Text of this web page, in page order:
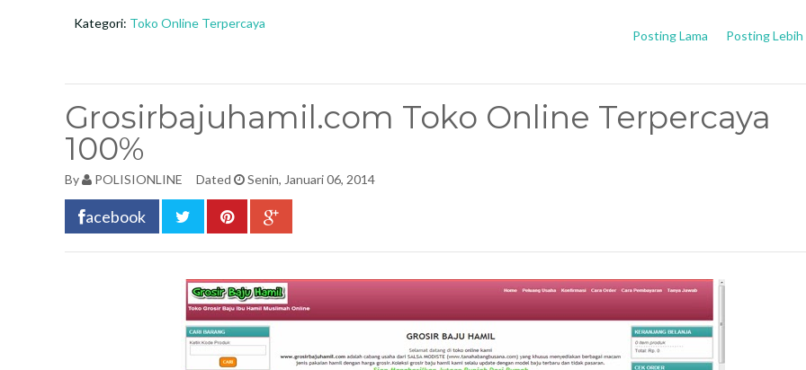
Kategori: Toko Online Terpercaya
Posting Lebih
Posting Lama
Grosirbajuhamil.com Toko Online Terpercaya
100%
By POLISIONLINE Dated Senin, Januari 06, 2014
acebook